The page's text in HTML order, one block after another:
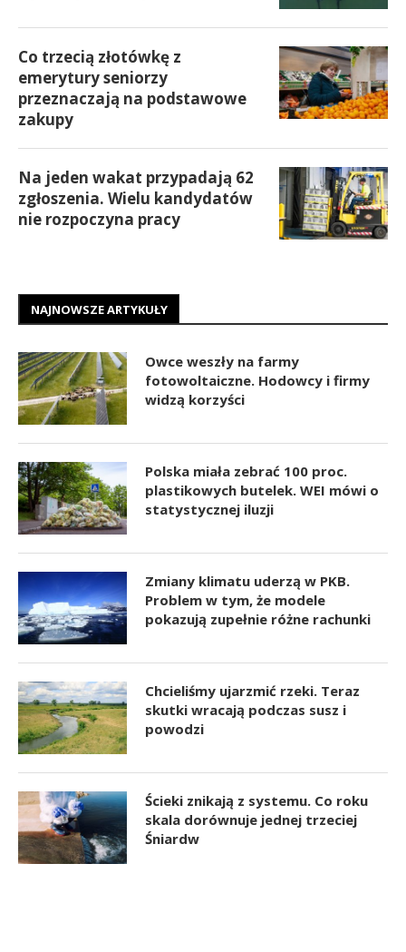
Co trzecią złotówkę z
emerytury seniorzy
przeznaczają na podstawowe
zakupy
Na jeden wakat przypadają 62
zgłoszenia. Wielu kandydatów
nie rozpoczyna pracy
NAJNOWSZE ARTYKUŁY
Owce weszły na farmy
fotowoltaiczne. Hodowcy i firmy
widzą korzyści
Polska miała zebrać 100 proc.
plastikowych butelek. WEI mówi o
statystycznej iluzji
Zmiany klimatu uderzą w PKB.
Problem w tym, że modele
pokazują zupełnie różne rachunki
Chcieliśmy ujarzmić rzeki. Teraz
skutki wracają podczas susz i
powodzi
Ścieki znikają z systemu. Co roku
skala dorównuje jednej trzeciej
Śniardw